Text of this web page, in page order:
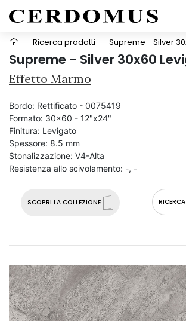
- Ricerca prodotti - Supreme - Silver
Supreme - Silver 30x60
Effetto Marmo
SCOPRI LA COLLEZIONE
Bordo: Rettificato - 0075419
Formato: 30x60 - 12"x24"
Finitura: Levigato
Spessore: 8.5 mm
Stonalizzazione: V4-Alta
Resistenza allo scivolamento: -, -